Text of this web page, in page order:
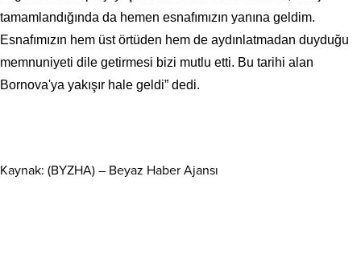
tamamlandığında da hemen esnafımızın yanına geldim.
Esnafımızın hem üst örtüden hem de aydınlatmadan duyduğu
memnuniyeti dile getirmesi bizi mutlu etti. Bu tarihi alan
Bornova'ya yakışır hale geldi” dedi.
Kaynak: (BYZHA) – Beyaz Haber Ajansı